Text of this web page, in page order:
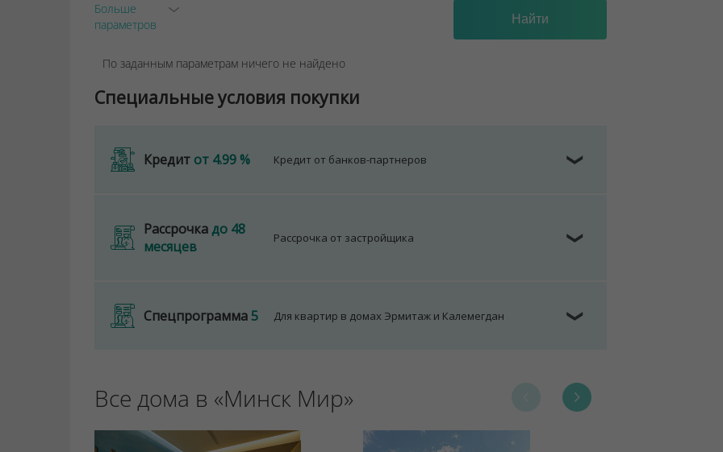
Больше
параметров
По заданным параметрам ничего не найдено
Специальные условия покупки
Кредит от 4.99 % Кредит от банков-партнеров ❯
Рассрочкадо 48
месяцев
Рассрочка от застройщика ❯
Спецпрограмма5 Для квартир в домах Эрмитаж и Калемегдан ❯
Все дома в «Минск Мир»